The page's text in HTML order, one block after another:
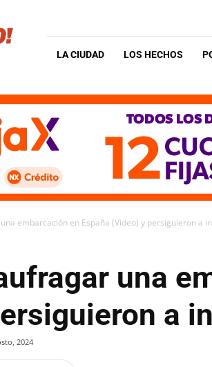
LA CIUDAD LOS HECHOS
embarcación en España (Video) y persiguieron a
una
a
2024